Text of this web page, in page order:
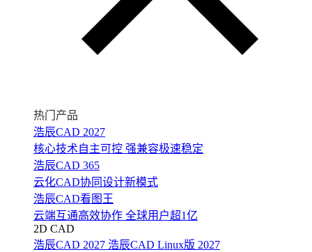
热门产品
浩辰CAD 2027
核心技术自主可控 强兼容极速稳定
浩辰CAD 365
云化CAD协同设计新模式
浩辰CAD看图王
云端互通高效协作 全球用户超1亿
2D CAD
浩辰CAD 2027 浩辰CAD Linux版 2027